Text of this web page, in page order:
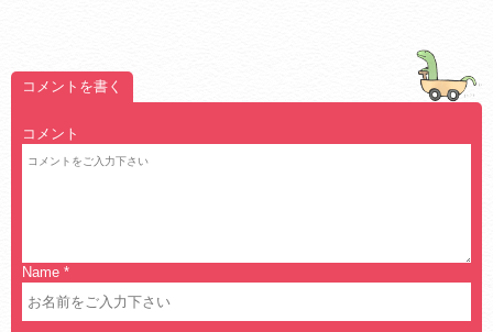
コメントを書く
コメント
Name *